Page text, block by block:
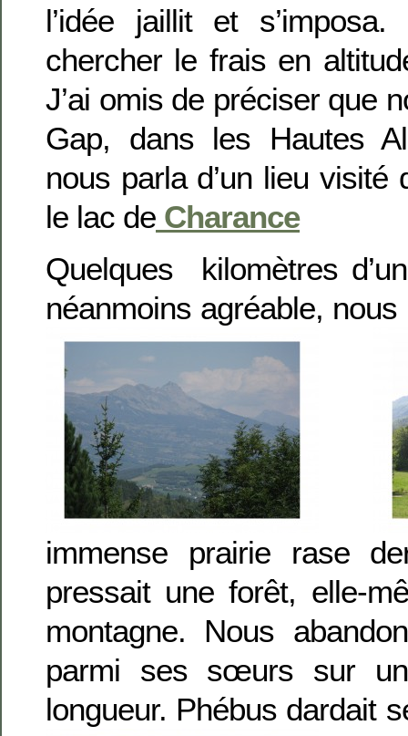
l’idée jaillit et
chercher le frais en
J’ai omis de préciser que
Gap, dans les Hautes
nous parla d’un lieu visité
le lac de Charance
Quelques kilomètres
néanmoins agréable, nous
immense prairie rase
pressait une forêt, elle-
montagne. Nous
parmi ses sœurs sur
longueur. Phébus dardait